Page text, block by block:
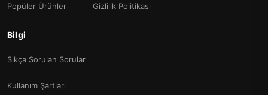
Popüler Ürünler Gizlilik Politikası
Bilgi
Sıkça Sorulan Sorular
Kullanım Şartları